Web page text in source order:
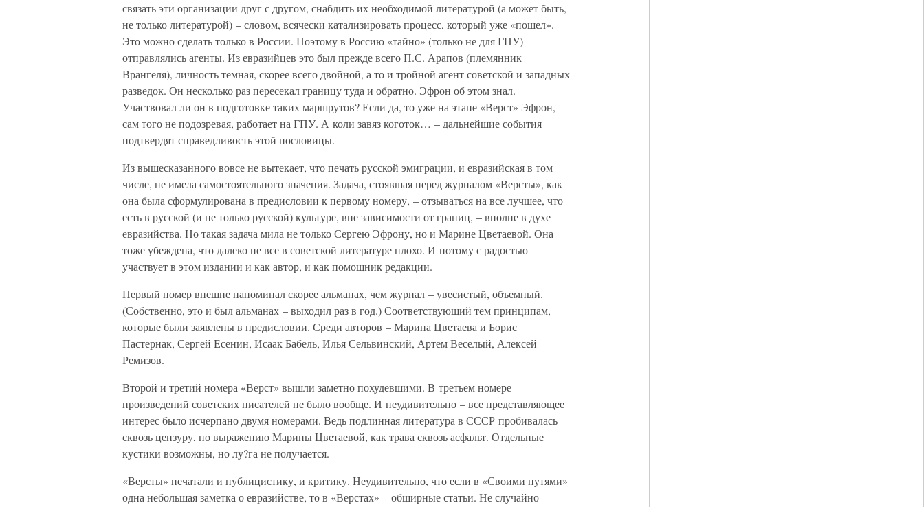
связать эти организации друг с другом, снабдить их необходимой литературой (а может быть,
не только литературой) – словом, всячески катализировать процесс, который уже «пошел».
Это можно сделать только в России. Поэтому в Россию «тайно» (только не для ГПУ)
отправлялись агенты. Из евразийцев это был прежде всего П.С. Арапов (племянник
Врангеля), личность темная, скорее всего двойной, а то и тройной агент советской и западных
разведок. Он несколько раз пересекал границу туда и обратно. Эфрон об этом знал.
Участвовал ли он в подготовке таких маршрутов? Если да, то уже на этапе «Верст» Эфрон,
сам того не подозревая, работает на ГПУ. А коли завяз коготок… – дальнейшие события
подтвердят справедливость этой пословицы.
Из вышесказанного вовсе не вытекает, что печать русской эмиграции, и евразийская в том
числе, не имела самостоятельного значения. Задача, стоявшая перед журналом «Версты», как
она была сформулирована в предисловии к первому номеру, – отзываться на все лучшее, что
есть в русской (и не только русской) культуре, вне зависимости от границ, – вполне в духе
евразийства. Но такая задача мила не только Сергею Эфрону, но и Марине Цветаевой. Она
тоже убеждена, что далеко не все в советской литературе плохо. И потому с радостью
участвует в этом издании и как автор, и как помощник редакции.
Первый номер внешне напоминал скорее альманах, чем журнал – увесистый, объемный.
(Собственно, это и был альманах – выходил раз в год.) Соответствующий тем принципам,
которые были заявлены в предисловии. Среди авторов – Марина Цветаева и Борис
Пастернак, Сергей Есенин, Исаак Бабель, Илья Сельвинский, Артем Веселый, Алексей
Ремизов.
Второй и третий номера «Верст» вышли заметно похудевшими. В третьем номере
произведений советских писателей не было вообще. И неудивительно – все представляющее
интерес было исчерпано двумя номерами. Ведь подлинная литература в СССР пробивалась
сквозь цензуру, по выражению Марины Цветаевой, как трава сквозь асфальт. Отдельные
кустики возможны, но лу?га не получается.
«Версты» печатали и публицистику, и критику. Неудивительно, что если в «Своими путями»
одна небольшая заметка о евразийстве, то в «Верстах» – обширные статьи. Не случайно